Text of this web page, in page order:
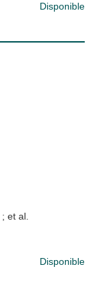
Disponible
; et al.
Disponible